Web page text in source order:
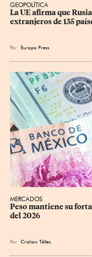
GEOPOLÍTICA
La UE afirma que
extranjeros de 135
Por Europa Press
MERCADOS
Peso mantiene su
del 2026
Por Cristian Téllez